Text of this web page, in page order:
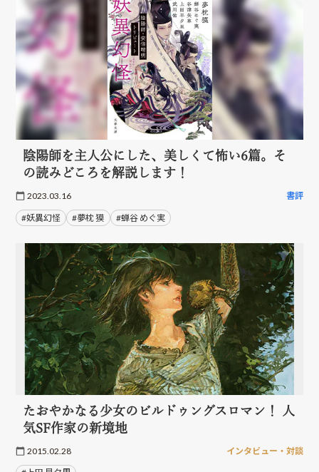
陰陽師を主人公にした、美しくて怖い6篇。そ
の読みどころを解説します！
2023.03.16 書評
#妖異幻怪 #夢枕 獏 #蝉谷 めぐ実
たおやかなる少女のビルドゥングスロマン！ 人
気SF作家の新境地
2015.02.28 インタビュー・対談